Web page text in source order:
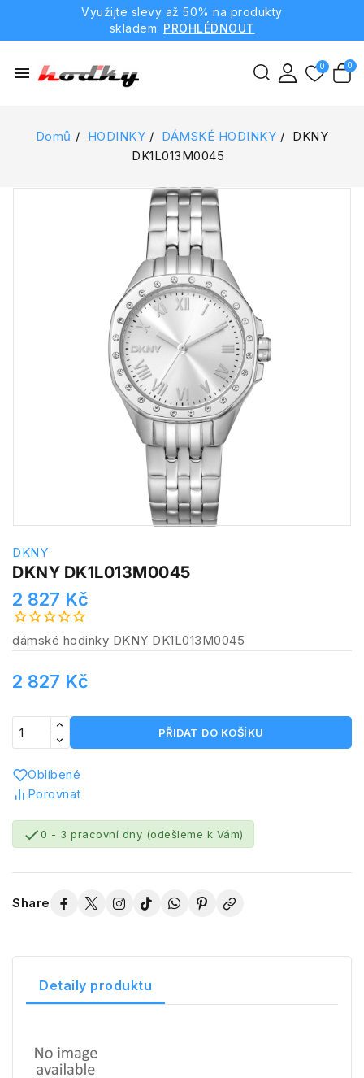
Využijte slevy až 50% na produkty
skladem: PROHLÉDNOUT
menu
Domů HODINKY DÁMSKÉ HODINKY
DKNY
DK1L013M0045
DKNY
DKNY DK1L013M0045
2 827 Kč
dámské hodinky DKNY DK1L013M0045
2 827 Kč
PŘIDAT DO KOŠÍKU
Oblíbené
Porovnat
0 - 3 pracovní dny (odešleme k Vám)
Share
Detaily produktu